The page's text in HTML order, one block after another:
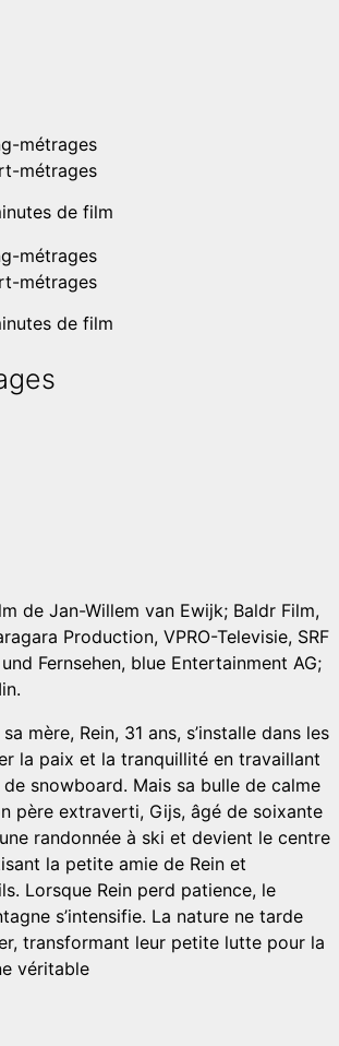
métrages
métrages
de film
métrages
métrages
de film
de Jan-Willem van Ewijk; Baldr Film,
Production, VPRO-Televisie, SRF
Fernsehen, blue Entertainment AG;
mère, Rein, 31 ans, s’installe dans les
la paix et la tranquillité en travaillant
snowboard. Mais sa bulle de calme
père extraverti, Gijs, âgé de soixante
randonnée à ski et devient le centre
la petite amie de Rein et
Lorsque Rein perd patience, le
s’intensifie. La nature ne tarde
transformant leur petite lutte pour la
véritable